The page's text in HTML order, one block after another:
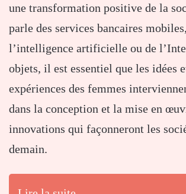
une transformation positive de la
parle des services bancaires
l’intelligence artificielle ou de
objets, il est essentiel que les idées
expériences des femmes
dans la conception et la mise en
innovations qui façonneront les
demain.